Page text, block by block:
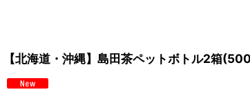
【北海道・沖縄】島田茶ペットボトル2箱